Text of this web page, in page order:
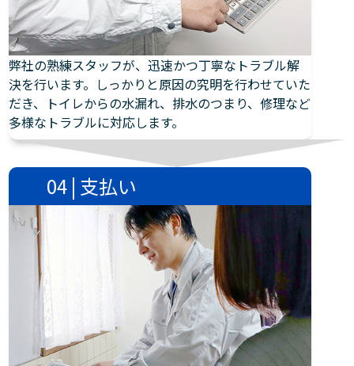
弊社の熟練スタッフが、迅速かつ丁寧なトラブル解
決を行います。しっかりと原因の究明を行わせていた
だき、トイレからの水漏れ、排水のつまり、修理など
多様なトラブルに対応します。
04 | 支払い